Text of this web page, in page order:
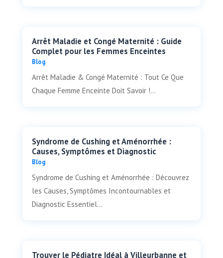
Arrêt Maladie et Congé Maternité : Guide
Complet pour les Femmes Enceintes
Blog
Arrêt Maladie & Congé Maternité : Tout Ce Que
Chaque Femme Enceinte Doit Savoir !...
Syndrome de Cushing et Aménorrhée :
Causes, Symptômes et Diagnostic
Blog
Syndrome de Cushing et Aménorrhée : Découvrez
les Causes, Symptômes Incontournables et
Diagnostic Essentiel...
Trouver le Pédiatre Idéal à Villeurbanne et